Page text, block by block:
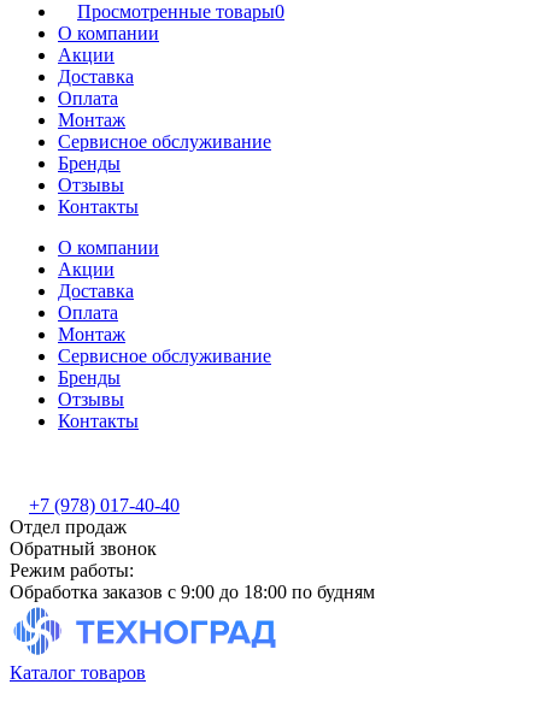
Просмотренные товары0
О компании
Акции
Доставка
Оплата
Монтаж
Сервисное обслуживание
Бренды
Отзывы
Контакты
О компании
Акции
Доставка
Оплата
Монтаж
Сервисное обслуживание
Бренды
Отзывы
Контакты
+7 (978) 017-40-40
Отдел продаж
Обратный звонок
Режим работы:
Обработка заказов с 9:00 до 18:00 по будням
Каталог товаров